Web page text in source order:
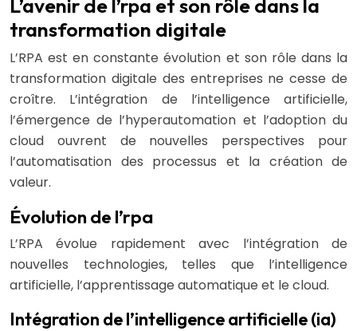
L’avenir de l’rpa et son rôle dans la
transformation digitale
L’RPA est en constante évolution et son rôle dans la
transformation digitale des entreprises ne cesse de
croître. L’intégration de l’intelligence artificielle,
l’émergence de l’hyperautomation et l’adoption du
cloud ouvrent de nouvelles perspectives pour
l’automatisation des processus et la création de
valeur.
Évolution de l’rpa
L’RPA évolue rapidement avec l’intégration de
nouvelles technologies, telles que l’intelligence
artificielle, l’apprentissage automatique et le cloud.
Intégration de l’intelligence artificielle (ia)